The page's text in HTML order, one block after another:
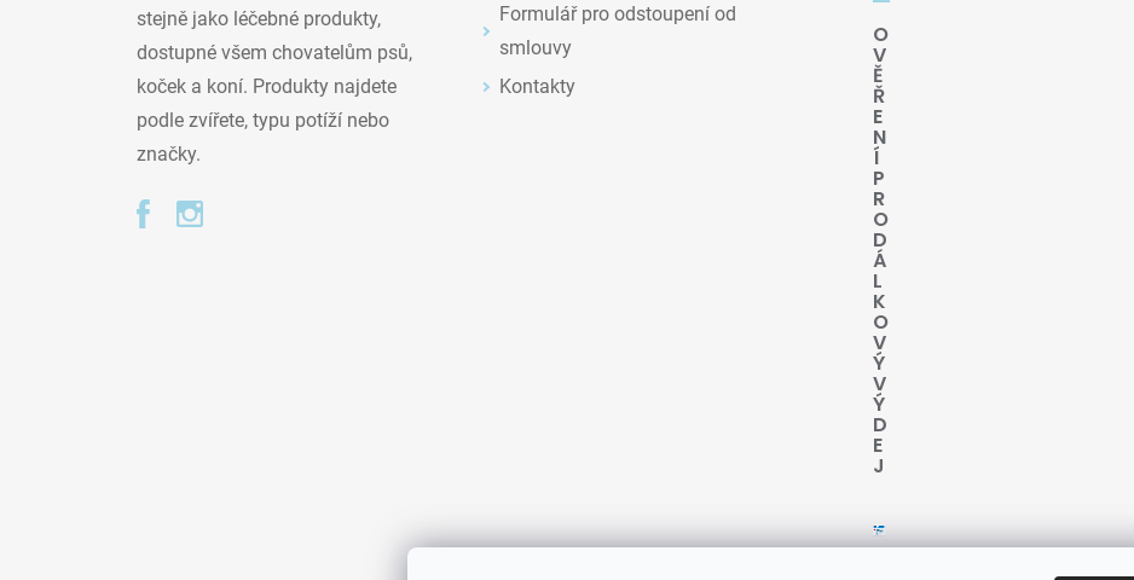
stejně jako léčebné produkty,
dostupné všem chovatelům psů,
koček a koní. Produkty najdete
podle zvířete, typu potíží nebo
značky.
Formulář pro odstoupení od
smlouvy
Kontakty
O
V
Ě
Ř
E
N
Í
P
R
O
D
Á
L
K
O
V
Ý
V
Ý
D
E
J